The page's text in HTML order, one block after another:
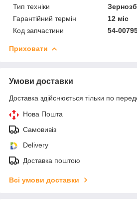
Тип техніки
Гарантійний термін
12 міс
Код запчастини
54-
Приховати
Умови доставки
Доставка здійснюється тільки по
Нова Пошта
Самовивіз
Delivery
Доставка поштою
Всі умови доставки